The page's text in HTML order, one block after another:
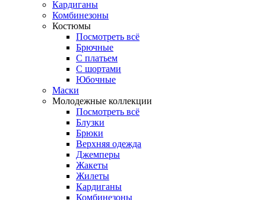
Кардиганы
Комбинезоны
Костюмы
Посмотреть всё
Брючные
С платьем
С шортами
Юбочные
Маски
Молодежные коллекции
Посмотреть всё
Блузки
Брюки
Верхняя одежда
Джемперы
Жакеты
Жилеты
Кардиганы
Комбинезоны